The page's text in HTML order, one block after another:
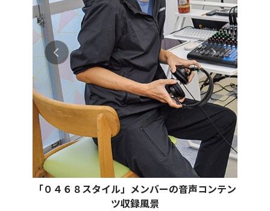
「０４６８スタイル」メンバーの音声コンテン
ツ収録風景